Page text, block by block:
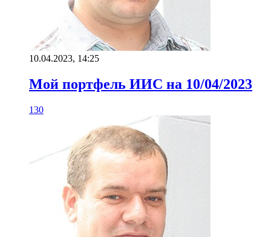
10.04.2023, 14:25
Мой портфель ИИС на 10/04/2023
130